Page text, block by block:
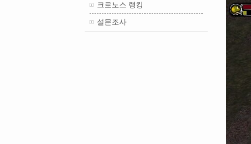
크로노스 랭킹
설문조사